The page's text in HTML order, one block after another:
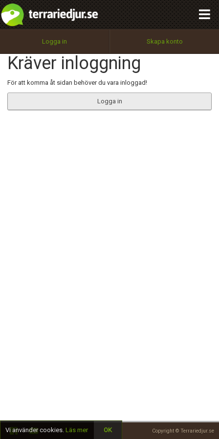
Logga in Skapa konto
Kräver inloggning
För att komma åt sidan behöver du vara inloggad!
Logga in
Copyright © Terrariedjur.se
Utför
100%
OK
integritetspolicy
Namn:
Epost:
Begär nytt lösenord
Tillbaka till förstasidan
Vi använder cookies. Läs mer OK